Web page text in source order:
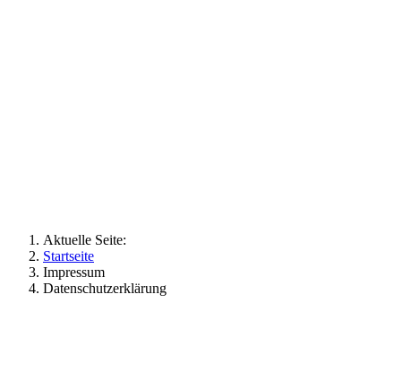
Aktuelle Seite:
Startseite
Impressum
Datenschutzerklärung